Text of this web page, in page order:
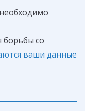
борьбы со
ваши данные